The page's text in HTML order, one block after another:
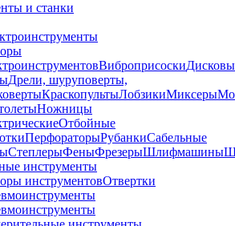
и станки
Виброприсоски
Дрели, шуруповерты,
КраскопультыЛобзикиМиксеры
Ножницы
Отбойные
ПерфораторыРубанкиСабельные
СтеплерыФеныФрезерыШлифмашины
инструменты
инструментовОтвертки